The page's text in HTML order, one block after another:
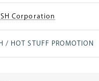
Corporation
/ HOT STUFF PROMOTION